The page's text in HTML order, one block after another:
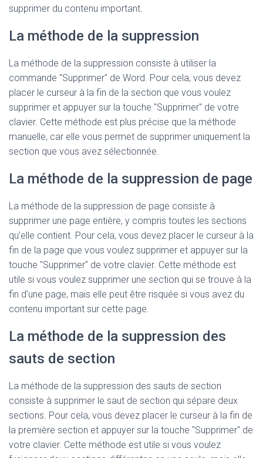
supprimer du contenu important.
La méthode de la suppression
La méthode de la suppression consiste à utiliser la
commande "Supprimer" de Word. Pour cela, vous devez
placer le curseur à la fin de la section que vous voulez
supprimer et appuyer sur la touche "Supprimer" de votre
clavier. Cette méthode est plus précise que la méthode
manuelle, car elle vous permet de supprimer uniquement la
section que vous avez sélectionnée.
La méthode de la suppression de page
La méthode de la suppression de page consiste à
supprimer une page entière, y compris toutes les sections
qu’elle contient. Pour cela, vous devez placer le curseur à la
fin de la page que vous voulez supprimer et appuyer sur la
touche "Supprimer" de votre clavier. Cette méthode est
utile si vous voulez supprimer une section qui se trouve à la
fin d’une page, mais elle peut être risquée si vous avez du
contenu important sur cette page.
La méthode de la suppression des
sauts de section
La méthode de la suppression des sauts de section
consiste à supprimer le saut de section qui sépare deux
sections. Pour cela, vous devez placer le curseur à la fin de
la première section et appuyer sur la touche "Supprimer" de
votre clavier. Cette méthode est utile si vous voulez